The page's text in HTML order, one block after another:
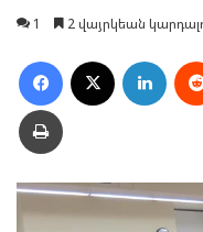
1
2 վայրկեան
Facebook
Տպել